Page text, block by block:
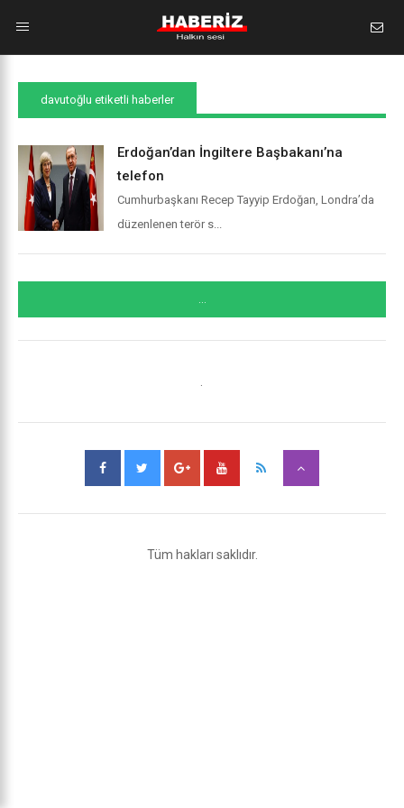
davutoğlu etiketli haberler
Erdoğan’dan İngiltere Başbakanı’na
telefon
Cumhurbaşkanı Recep Tayyip Erdoğan, Londra’da
düzenlenen terör s...
...
Tüm hakları saklıdır.